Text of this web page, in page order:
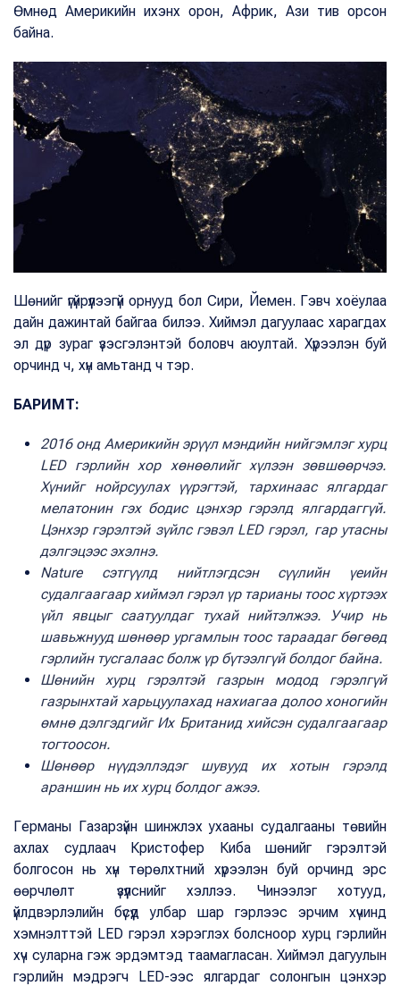
Өмнөд Америкийн ихэнх орон, Африк, Ази тив орсон
байна.
Шөнийг үгүйрүүлээгүй орнууд бол Сири, Йемен. Гэвч хоёулаа
дайн дажинтай байгаа билээ. Хиймэл дагуулаас харагдах
эл дүр зураг үзэсгэлэнтэй боловч аюултай. Хүрээлэн буй
орчинд ч, хүн амьтанд ч тэр.
БАРИМТ:
2016 онд Америкийн эрүүл мэндийн нийгэмлэг хурц
LED гэрлийн хор хөнөөлийг хүлээн зөвшөөрчээ.
Хүнийг нойрсуулах үүрэгтэй, тархинаас ялгардаг
мелатонин гэх бодис цэнхэр гэрэлд ялгардаггүй.
Цэнхэр гэрэлтэй зүйлс гэвэл LED гэрэл, гар утасны
дэлгэцээс эхэлнэ.
Nature сэтгүүлд нийтлэгдсэн сүүлийн үеийн
судалгаагаар хиймэл гэрэл үр тарианы тоос хүртээх
үйл явцыг саатуулдаг тухай нийтэлжээ. Учир нь
шавьжнууд шөнөөр ургамлын тоос тараадаг бөгөөд
гэрлийн тусгалаас болж үр бүтээлгүй болдог байна.
Шөнийн хурц гэрэлтэй газрын модод гэрэлгүй
газрынхтай харьцуулахад нахиагаа долоо хоногийн
өмнө дэлгэдгийг Их Британид хийсэн судалгаагаар
тогтоосон.
Шөнөөр нүүдэллэдэг шувууд их хотын гэрэлд
араншин нь их хурц болдог ажээ.
Германы Газарзүйн шинжлэх ухааны судалгааны төвийн
ахлах судлаач Кристофер Киба шөнийг гэрэлтэй
болгосон нь хүн төрөлхтний хүрээлэн буй орчинд эрс
өөрчлөлт үзүүлснийг хэллээ. Чинээлэг хотууд,
үйлдвэрлэлийн бүсүүд улбар шар гэрлээс эрчим хүчинд
хэмнэлттэй LED гэрэл хэрэглэх болсноор хурц гэрлийн
хүч суларна гэж эрдэмтэд таамагласан. Хиймэл дагуулын
гэрлийн мэдрэгч LED-ээс ялгардаг солонгын цэнхэр